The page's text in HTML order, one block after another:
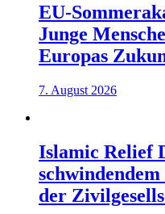
EU-
Junge
Europas
7. August 2026
Islamic Relief
der